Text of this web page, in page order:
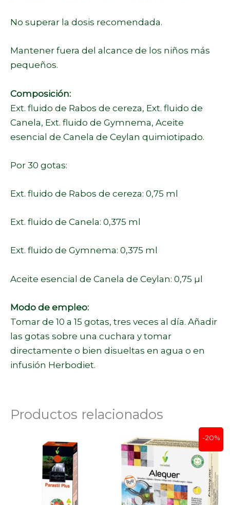
No superar la dosis recomendada.
Mantener fuera del alcance de los niños más
pequeños.
Composición:
Ext. fluido de Rabos de cereza, Ext. fluido de
Canela, Ext. fluido de Gymnema, Aceite
esencial de Canela de Ceylan quimiotipado.
Por 30 gotas:
Ext. fluido de Rabos de cereza: 0,75 ml
Ext. fluido de Canela: 0,375 ml
Ext. fluido de Gymnema: 0,375 ml
Aceite esencial de Canela de Ceylan: 0,75 µl
Modo de empleo:
Tomar de 10 a 15 gotas, tres veces al día. Añadir
las gotas sobre una cuchara y tomar
directamente o bien disueltas en agua o en
infusión Herbodiet.
Productos relacionados
-20%
precio
original
era:
16,65 €.
precio
actual
es:
13,32 €.